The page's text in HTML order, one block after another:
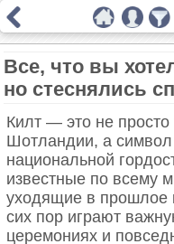
Все, что вы
но стеснялись
Килт — это не
Шотландии, а символ
национальной
известные по всему
уходящие в прошлое
сих пор играют
церемониях и